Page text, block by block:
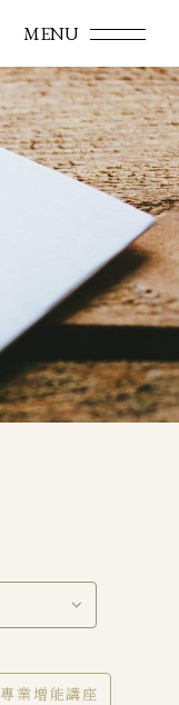
專業增能講座